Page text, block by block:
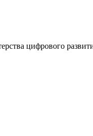
цифрового